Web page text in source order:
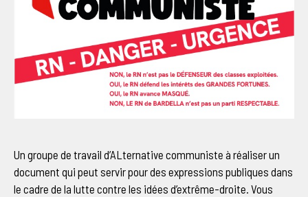
Un groupe de travail d’ALternative communiste à réaliser un
document qui peut servir pour des expressions publiques dans
le cadre de la lutte contre les idées d’extrême-droite. Vous